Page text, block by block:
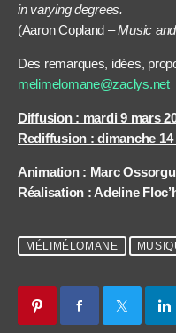
in varying degrees.
(Aaron Copland –Music
Des remarques, idées,
melimelomane@zaclys.net
Diffusion : mardi 9 mars
Rediffusion : dimanche 14
Animation : Marc
Réalisation : Adeline
MÉLIMÉLOMANE